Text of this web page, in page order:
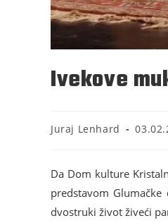
Ivekove
Juraj Lenhard
Da Dom kulture
predstavom
dvostruki život živeći